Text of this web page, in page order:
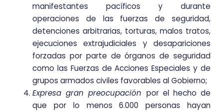
manifestantes pacíficos y durante
operaciones de las fuerzas de seguridad,
detenciones arbitrarias, torturas, malos tratos,
ejecuciones extrajudiciales y desapariciones
forzadas por parte de órganos de seguridad
como las Fuerzas de Acciones Especiales y de
grupos armados civiles favorables al Gobierno;
Expresa gran preocupación por el hecho de
que por lo menos 6.000 personas hayan